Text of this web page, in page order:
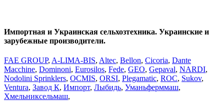
Импортная и Украинская сельхозтехника. Украинские и
зарубежные производители.
FAE GROUP, A-LIMA-BIS, Altec, Bellon, Cicoria, Dante
Macchine, Dominoni, Eurosilos, Fede, GEO, Gepaval, NARDI,
Nodolini Sprinklers, OCMIS, ORSI, Plegаmatic, ROC, Sukov,
Ventura, Завод К, Импорт, Лыбидь, Уманьферммаш,
Хмельниксельмаш,